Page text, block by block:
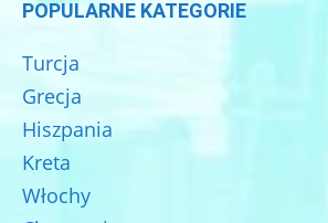
POPULARNE KATEGORIE
Turcja
Grecja
Hiszpania
Kreta
Włochy